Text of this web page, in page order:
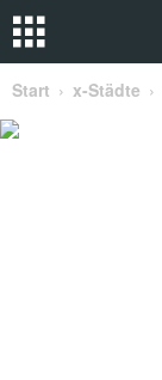
Start x-Städte